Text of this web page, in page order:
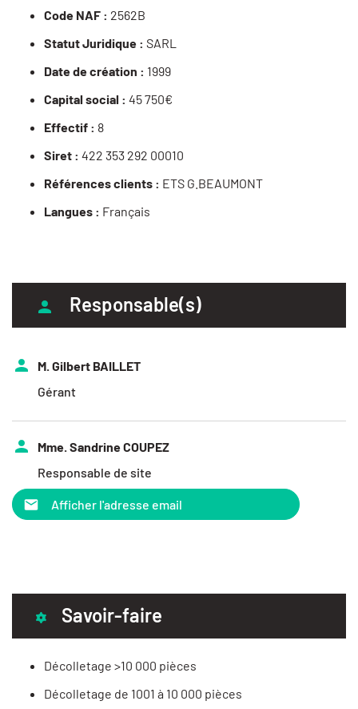
Code NAF : 2562B
Statut Juridique : SARL
Date de création : 1999
Capital social : 45 750€
Effectif : 8
Siret : 422 353 292 00010
Références clients : ETS G.BEAUMONT
Langues : Français
Responsable(s)
M. Gilbert BAILLET
Gérant
Mme. Sandrine COUPEZ
Responsable de site
Afficher l'adresse email
Savoir-faire
Décolletage >10 000 pièces
Décolletage de 1001 à 10 000 pièces